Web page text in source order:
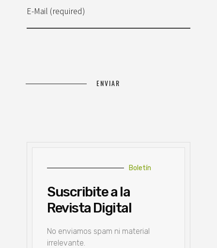
E-Mail (required)
Boletín
Suscribite a la
Revista Digital
No enviamos spam ni material
irrelevante.